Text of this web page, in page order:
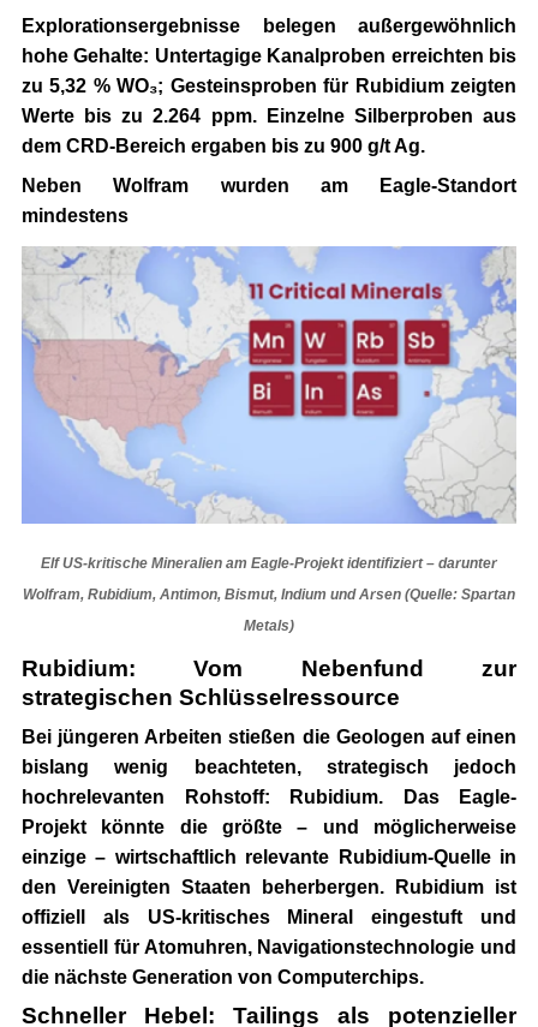
Explorationsergebnisse belegen außergewöhnlich
hohe Gehalte: Untertagige Kanalproben erreichten bis
zu5,32 % WO₃; Gesteinsproben für Rubidium zeigten
Werte bis zu2.264 ppm. Einzelne Silberproben aus
dem CRD-Bereich ergaben bis zu 900 g/t Ag.
Neben Wolfram wurden am Eagle-Standort
mindestens
Elf US-kritische Mineralien am Eagle-Projekt identifiziert – darunter
Wolfram, Rubidium, Antimon, Bismut, Indium und Arsen (Quelle: Spartan
Metals)
Rubidium: Vom Nebenfund zur
strategischen Schlüsselressource
Bei jüngeren Arbeiten stießen die Geologen auf einen
bislang wenig beachteten, strategisch jedoch
hochrelevanten Rohstoff:
Rubidium. Das Eagle-
Projekt könnte die größte – und möglicherweise
einzige – wirtschaftlich relevante Rubidium-Quelle in
den Vereinigten Staaten beherbergen. Rubidium ist
offiziell als US-kritisches Mineral eingestuft und
essentiell für Atomuhren, Navigations­technologie und
die nächste Generation von Computerchips.
Schneller Hebel: Tailings als potenzieller